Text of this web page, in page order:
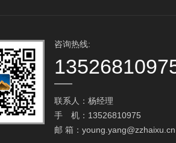
咨询热线:
联系人：杨经理
手 机：13526810975
邮 箱： young.yang@zzhaixu.cn